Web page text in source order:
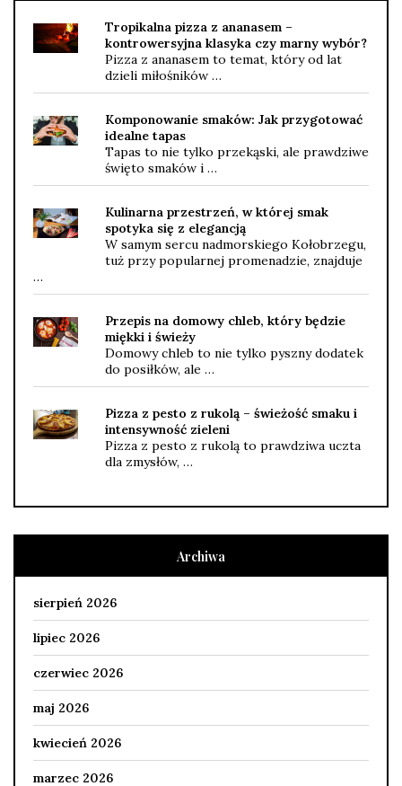
Tropikalna pizza z ananasem –
kontrowersyjna klasyka czy marny wybór?
Pizza z ananasem to temat, który od lat
dzieli miłośników …
Komponowanie smaków: Jak przygotować
idealne tapas
Tapas to nie tylko przekąski, ale prawdziwe
święto smaków i …
Kulinarna przestrzeń, w której smak
spotyka się z elegancją
W samym sercu nadmorskiego Kołobrzegu,
tuż przy popularnej promenadzie, znajduje
…
Przepis na domowy chleb, który będzie
miękki i świeży
Domowy chleb to nie tylko pyszny dodatek
do posiłków, ale …
Pizza z pesto z rukolą – świeżość smaku i
intensywność zieleni
Pizza z pesto z rukolą to prawdziwa uczta
dla zmysłów, …
Archiwa
sierpień 2026
lipiec 2026
czerwiec 2026
maj 2026
kwiecień 2026
marzec 2026